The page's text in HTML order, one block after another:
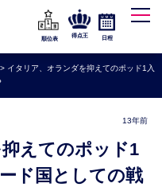
順位表
得点王 日程
イタリア、オランダを抑えてのポッド1入
13年前
ド国としての戦